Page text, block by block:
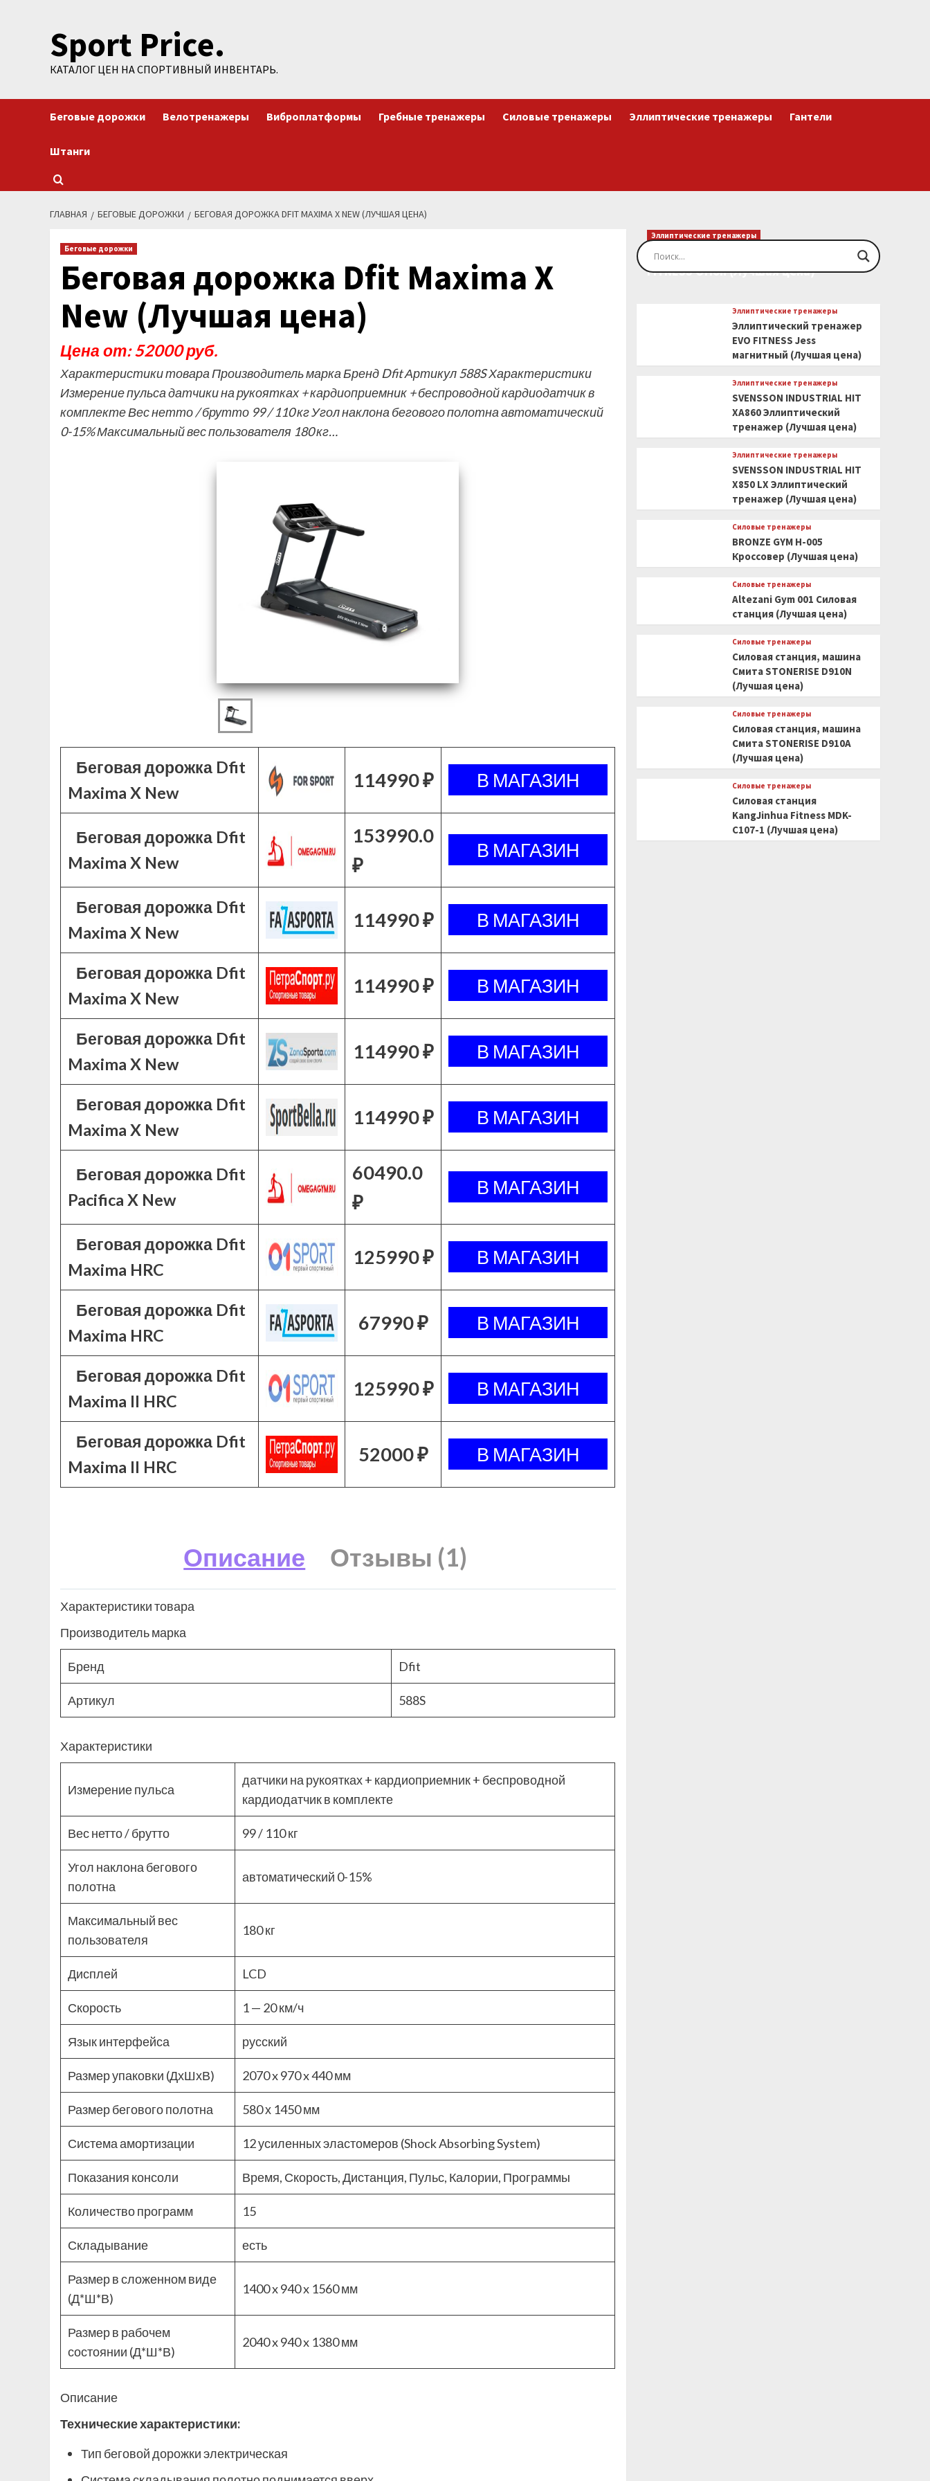
содержимомуSport Price.
КАТАЛОГ ЦЕН НА СПОРТИВНЫЙ ИНВЕНТАРЬ.
Беговые дорожки Велотренажеры Виброплатформы Гребные тренажеры Силовые тренажеры Эллиптические тренажеры Гантели
Штанги
ГЛАВНАЯ БЕГОВЫЕ ДОРОЖКИ БЕГОВАЯ ДОРОЖКА DFIT MAXIMA X NEW (ЛУЧШАЯ ЦЕНА)
Беговые дорожки
Беговая дорожка Dfit Maxima X
New (Лучшая цена)
Цена от: 52000 руб.
Характеристики товара Производитель марка Бренд Dfit Артикул 588S Характеристики
Измерение пульса датчики на рукоятках + кардиоприемник + беспроводной кардиодатчик в
комплекте Вес нетто / брутто 99 / 110 кг Угол наклона бегового полотна автоматический
0-15% Максимальный вес пользователя 180 кг…
Беговая дорожка Dfit
Maxima X New
114990 ₽
Беговая дорожка Dfit
Maxima X New
153990.0
₽
Беговая дорожка Dfit
Maxima X New
114990 ₽
Беговая дорожка Dfit
Maxima X New
114990 ₽
Беговая дорожка Dfit
Maxima X New
114990 ₽
Беговая дорожка Dfit
Maxima X New
114990 ₽
Беговая дорожка Dfit
Pacifica X New
60490.0
₽
Беговая дорожка Dfit
Maxima HRC
125990 ₽
Беговая дорожка Dfit
Maxima HRC
67990 ₽
Беговая дорожка Dfit
Maxima II HRC
125990 ₽
Беговая дорожка Dfit
Maxima II HRC
52000 ₽
Описание Отзывы (1)
Характеристики товара
Производитель марка
Бренд Dfit
Артикул 588S
Характеристики
Измерение пульса
датчики на рукоятках + кардиоприемник + беспроводной
кардиодатчик в комплекте
Вес нетто / брутто 99 / 110 кг
Угол наклона бегового
полотна
автоматический 0-15%
Максимальный вес
пользователя
180 кг
Дисплей LCD
Скорость 1 — 20 км/ч
Язык интерфейса русский
Размер упаковки (ДхШхВ) 2070 x 970 x 440 мм
Размер бегового полотна 580 х 1450 мм
Система амортизации 12 усиленных эластомеров (Shock Absorbing System)
Показания консоли Время, Скорость, Дистанция, Пульс, Калории, Программы
Количество программ 15
Складывание есть
Размер в сложенном виде
(Д*Ш*В)
1400 x 940 x 1560 мм
Размер в рабочем
состоянии (Д*Ш*В)
2040 x 940 x 1380 мм
Описание
Технические характеристики:
Тип беговой дорожки электрическая
Эллиптические тренажеры
Эллиптический тренажер EVO
FITNESS Orion (Лучшая цена)
Эллиптические тренажеры
Эллиптический тренажер
EVO FITNESS Jess
магнитный (Лучшая цена)
Эллиптические тренажеры
SVENSSON INDUSTRIAL HIT
XA860 Эллиптический
тренажер (Лучшая цена)
Эллиптические тренажеры
SVENSSON INDUSTRIAL HIT
X850 LX Эллиптический
тренажер (Лучшая цена)
Силовые тренажеры
BRONZE GYM H-005
Кроссовер (Лучшая цена)
Силовые тренажеры
Altezani Gym 001 Силовая
станция (Лучшая цена)
Силовые тренажеры
Силовая станция, машина
Смита STONERISE D910N
(Лучшая цена)
Силовые тренажеры
Силовая станция, машина
Смита STONERISE D910A
(Лучшая цена)
Силовые тренажеры
Силовая станция
KangJinhua Fitness MDK-
C107-1 (Лучшая цена)